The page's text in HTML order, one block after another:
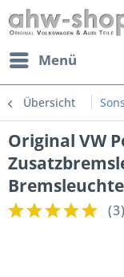
Menü
Übersicht
Original VW
Bremsleuchte
(3)